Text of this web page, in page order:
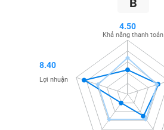
B
4.50
Khả năng thanh toán
8.40
Lợi nhuận